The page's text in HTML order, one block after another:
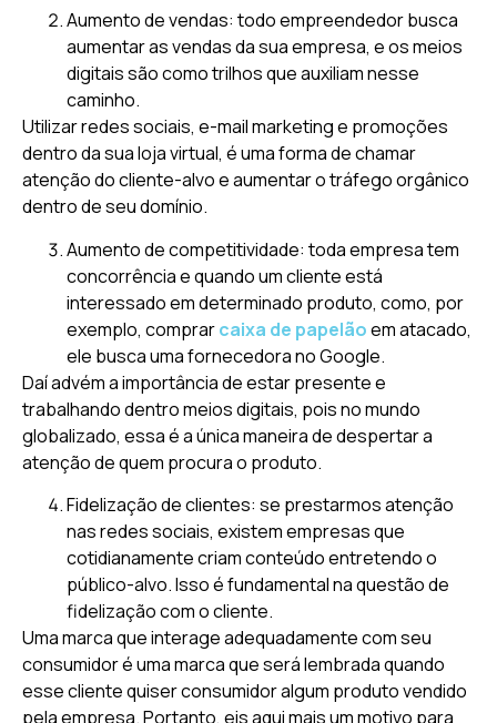
Aumento de vendas: todo empreendedor busca
aumentar as vendas da sua empresa, e os meios
digitais são como trilhos que auxiliam nesse
caminho.
Utilizar redes sociais, e-mail marketing e promoções
dentro da sua loja virtual, é uma forma de chamar
atenção do cliente-alvo e aumentar o tráfego orgânico
dentro de seu domínio.
Aumento de competitividade: toda empresa tem
concorrência e quando um cliente está
interessado em determinado produto, como, por
exemplo, comprarcaixa de papelãoem atacado,
ele busca uma fornecedora no Google.
Daí advém a importância de estar presente e
trabalhando dentro meios digitais, pois no mundo
globalizado, essa é a única maneira de despertar a
atenção de quem procura o produto.
Fidelização de clientes: se prestarmos atenção
nas redes sociais, existem empresas que
cotidianamente criam conteúdo entretendo o
público-alvo. Isso é fundamental na questão de
fidelização com o cliente.
Uma marca que interage adequadamente com seu
consumidor é uma marca que será lembrada quando
esse cliente quiser consumidor algum produto vendido
pela empresa. Portanto, eis aqui mais um motivo para